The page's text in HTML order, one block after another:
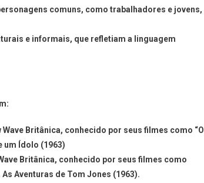
comuns, como trabalhadores e jovens,
e informais, que refletiam a linguagem
Britânica, conhecido por seus filmes como “O
um Ídolo (1963)
Britânica, conhecido por seus filmes como
Aventuras de Tom Jones (1963).